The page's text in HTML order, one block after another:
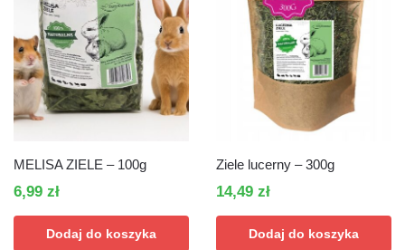
MELISA ZIELE – 100g
6,99 zł
Dodaj do koszyka
Ziele lucerny – 300g
14,49 zł
Dodaj do koszyka